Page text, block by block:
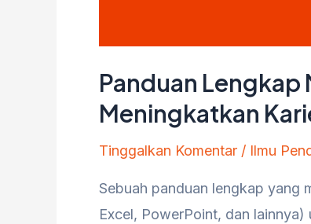
Panduan
Meningkatkan
Tinggalkan Komentar / Ilmu
Sebuah panduan lengkap yang
Excel, PowerPoint, dan